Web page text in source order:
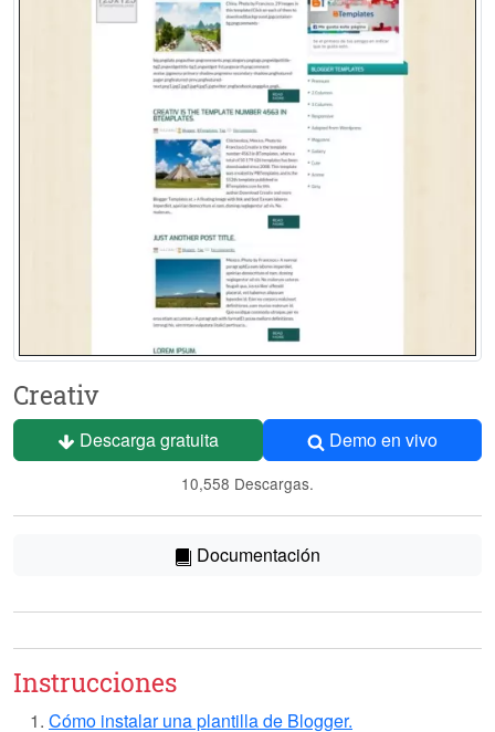
Creativ
Descarga gratuita Demo en vivo
10,558 Descargas.
Documentación
Instrucciones
Cómo instalar una plantilla de Blogger.